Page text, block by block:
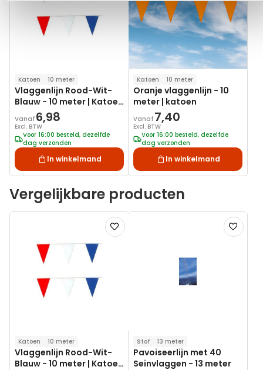
Katoen 10 meter
Vlaggenlijn Rood-Wit-
Blauw - 10 meter | Katoen
Vanaf 6,98
Excl. BTW
Voor 16:00 besteld, dezelfde
dag verzonden
In winkelmand
Katoen 10 meter
Oranje vlaggenlijn - 10
meter | katoen
Vanaf 7,40
Excl. BTW
Voor 16:00 besteld, dezelfde
dag verzonden
In winkelmand
Vergelijkbare producten
Voeg
toe
Katoen 10 meter
Vlaggenlijn Rood-Wit-
Blauw - 10 meter | Katoen
Voeg
toe
Stof 13 meter
Pavoiseerlijn met 40
Seinvlaggen - 13 meter